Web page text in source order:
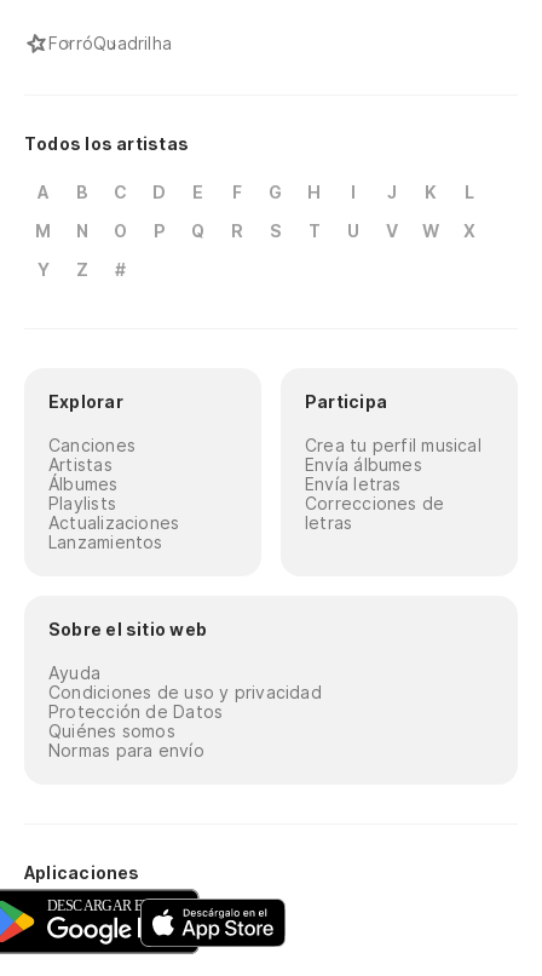
ForróQuadrilha
Todos los artistas
A B C D E F G H I J K
L
M
N O P Q R S T U V W
X
Y
Z #
Explorar
Canciones
Artistas
Álbumes
Playlists
Actualizaciones
Lanzamientos
Participa
Crea tu perfil musical
Envía álbumes
Envía letras
Correcciones de
letras
Sobre el sitio web
Ayuda
Condiciones de uso y privacidad
Protección de Datos
Quiénes somos
Normas para envío
Aplicaciones